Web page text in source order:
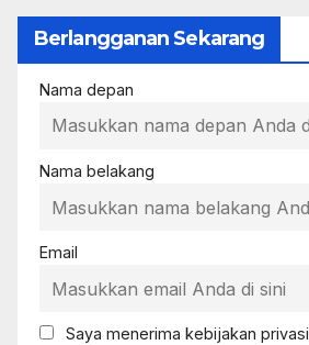
Berlangganan Sekarang
Nama depan
Nama belakang
Email
Saya menerima kebijakan privasi